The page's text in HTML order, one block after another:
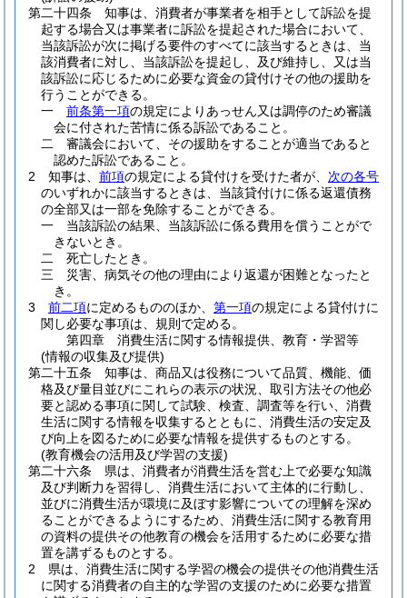
第二十四条
知事は、消費者が事業者を相手として訴訟を提
起する場合又は事業者に訴訟を提起された場合において、
当該訴訟が次に掲げる要件のすべてに該当するときは、当
該消費者に対し、当該訴訟を提起し、及び維持し、又は当
該訴訟に応じるために必要な資金の貸付けその他の援助を
行うことができる。
一
前条第一項の規定によりあっせん又は調停のため審議
会に付された苦情に係る訴訟であること。
二
審議会において、その援助をすることが適当であると
認めた訴訟であること。
2
知事は、 前項の規定による貸付けを受けた者が、 次の各号
のいずれかに該当するときは、当該貸付けに係る返還債務
の全部又は一部を免除することができる。
一
当該訴訟の結果、当該訴訟に係る費用を償うことがで
きないとき。
二
死亡したとき。
三
災害、病気その他の理由により返還が困難となったと
き。
3
前二項に定めるもののほか、 第一項の規定による貸付けに
関し必要な事項は、規則で定める。
第四章
消費生活に関する情報提供、教育・学習等
(情報の収集及び提供)
第二十五条
知事は、商品又は役務について品質、機能、価
格及び量目並びにこれらの表示の状況、取引方法その他必
要と認める事項に関して試験、検査、調査等を行い、消費
生活に関する情報を収集するとともに、消費生活の安定及
び向上を図るために必要な情報を提供するものとする。
(教育機会の活用及び学習の支援)
第二十六条
県は、消費者が消費生活を営む上で必要な知識
及び判断力を習得し、消費生活において主体的に行動し、
並びに消費生活が環境に及ぼす影響についての理解を深め
ることができるようにするため、消費生活に関する教育用
の資料の提供その他教育の機会を活用するために必要な措
置を講ずるものとする。
2
県は、消費生活に関する学習の機会の提供その他消費生活
に関する消費者の自主的な学習の支援のために必要な措置